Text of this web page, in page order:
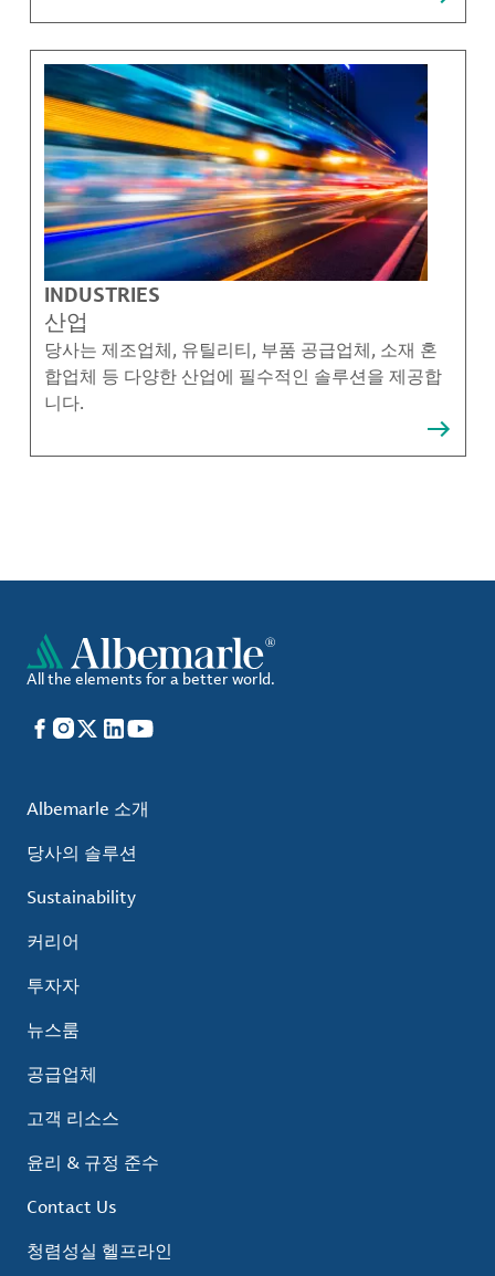
INDUSTRIES
산업
당사는 제조업체, 유틸리티, 부품 공급업체, 소재 혼
합업체 등 다양한 산업에 필수적인 솔루션을 제공합
니다.
All the elements for a better world.
Facebook
Instagram
X LinkedIn
YouTube
Albemarle 소개
당사의 솔루션
Sustainability
커리어
투자자
뉴스룸
공급업체
고객 리소스
윤리 & 규정 준수
Contact Us
청렴성실 헬프라인